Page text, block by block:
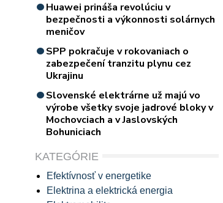
Huawei prináša revolúciu v
bezpečnosti a výkonnosti solárnych
meničov
SPP pokračuje v rokovaniach o
zabezpečení tranzitu plynu cez
Ukrajinu
Slovenské elektrárne už majú vo
výrobe všetky svoje jadrové bloky v
Mochovciach a v Jaslovských
Bohuniciach
KATEGÓRIE
Efektívnosť v energetike
Elektrina a elektrická energia